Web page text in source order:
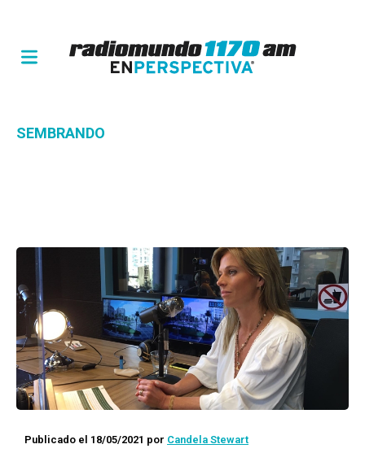
SEMBRANDO
Publicado el 18/05/2021 por Candela Stewart